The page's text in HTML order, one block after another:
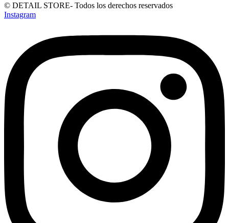
© DETAIL STORE- Todos los derechos reservados
Instagram